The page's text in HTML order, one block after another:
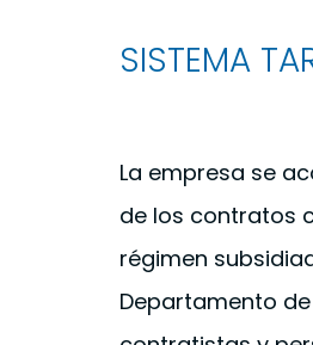
SISTEMA
La empresa se
de los contratos
régimen
Departamento